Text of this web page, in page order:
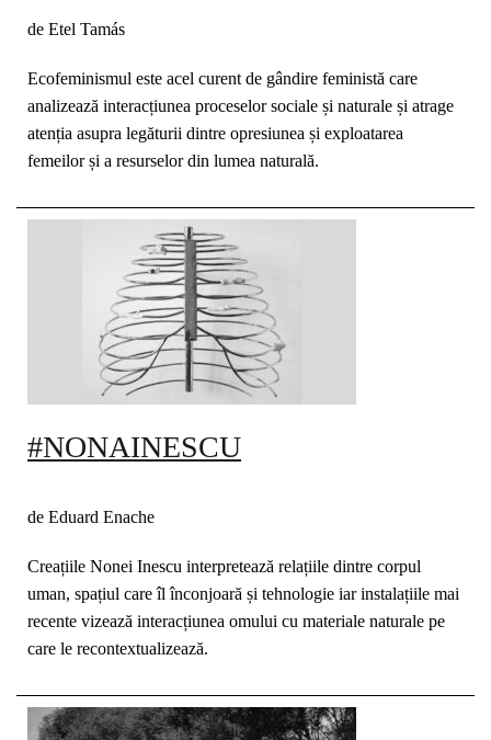
de Etel Tamás
Ecofeminismul este acel curent de gândire feministă care
analizează interacțiunea proceselor sociale și naturale și atrage
atenția asupra legăturii dintre opresiunea și exploatarea
femeilor și a resurselor din lumea naturală.
#NONAINESCU
de Eduard Enache
Creațiile Nonei Inescu interpretează relațiile dintre corpul
uman, spațiul care îl înconjoară și tehnologie iar instalațiile mai
recente vizează interacțiunea omului cu materiale naturale pe
care le recontextualizează.